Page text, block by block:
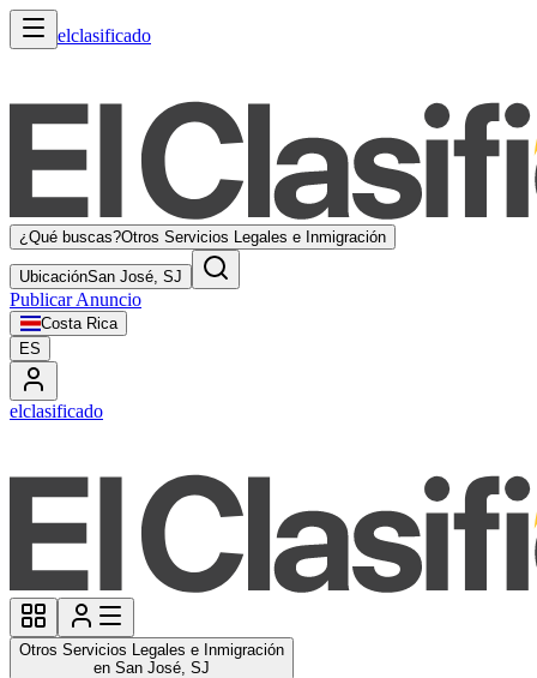
elclasificado
¿Qué buscas?Otros Servicios Legales e Inmigración
UbicaciónSan José, SJ
Publicar Anuncio
Costa Rica
ES
elclasificado
Otros Servicios Legales e Inmigración
en San José, SJ